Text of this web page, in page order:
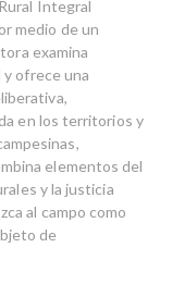
Integral
medio de un
examina
ofrece una
en los territorios y
elementos del
y la justicia
al campo como
de